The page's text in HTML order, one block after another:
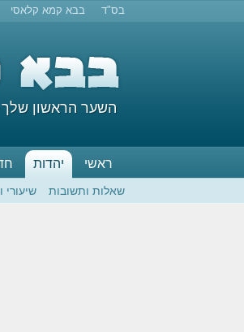
בס"ד בבא קמא קלאסי
השער הראשון שלך
ראשי יהדות
שאלות ותשובות שיעורי